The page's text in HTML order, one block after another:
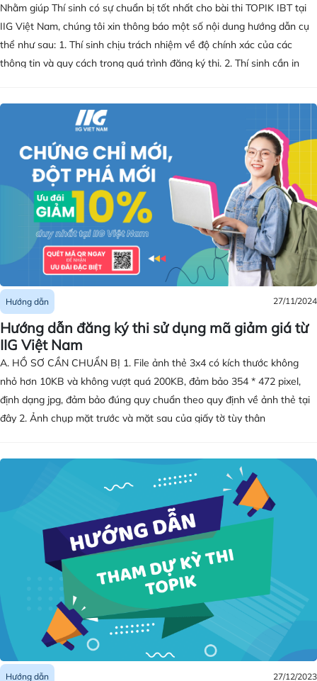
Nhằm giúp Thí sinh có sự chuẩn bị tốt nhất cho bài thi TOPIK IBT tại
IIG Việt Nam, chúng tôi xin thông báo một số nội dung hướng dẫn cụ
thể như sau: 1. Thí sinh chịu trách nhiệm về độ chính xác của các
thông tin và quy cách trong quá trình đăng ký thi. 2. Thí sinh cần in
màu, cỡ giấy A4, khổ dọc.
Hướng dẫn 27/11/2024
Hướng dẫn đăng ký thi sử dụng mã giảm giá từ
IIG Việt Nam
A. HỒ SƠ CẦN CHUẨN BỊ 1. File ảnh thẻ 3x4 có kích thước không
nhỏ hơn 10KB và không vượt quá 200KB, đảm bảo 354 * 472 pixel,
định dạng jpg, đảm bảo đúng quy chuẩn theo quy định về ảnh thẻ tại
đây 2. Ảnh chụp mặt trước và mặt sau của giấy tờ tùy thân
Hướng dẫn 27/12/2023